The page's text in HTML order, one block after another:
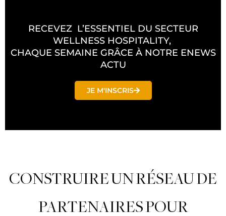
RECEVEZ L’ESSENTIEL DU SECTEUR
WELLNESS HOSPITALITY,
CHAQUE SEMAINE GRÂCE À NOTRE ENEWS
ACTU
JE M'INSCRIS
CONSTRUIRE UN RÉSEAU DE
PARTENAIRES POUR